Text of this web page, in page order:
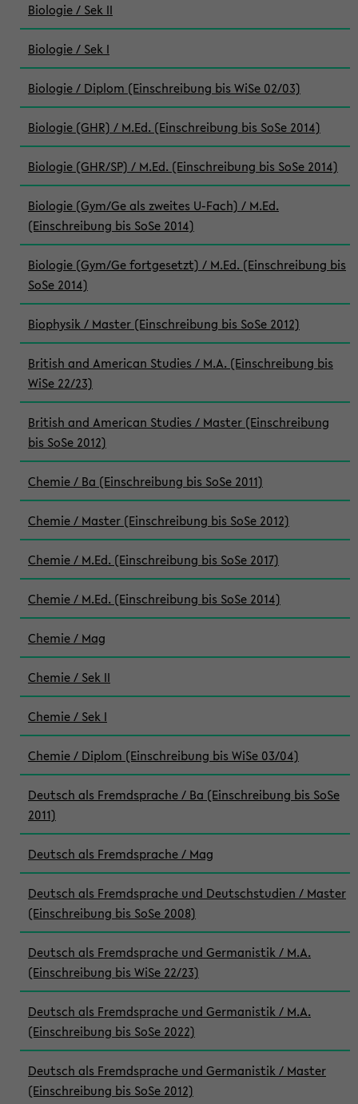
Biologie / Sek II
Biologie / Sek I
Biologie / Diplom (Einschreibung bis WiSe 02/03)
Biologie (GHR) / M.Ed. (Einschreibung bis SoSe 2014)
Biologie (GHR/SP) / M.Ed. (Einschreibung bis SoSe 2014)
Biologie (Gym/Ge als zweites U-Fach) / M.Ed.
(Einschreibung bis SoSe 2014)
Biologie (Gym/Ge fortgesetzt) / M.Ed. (Einschreibung bis
SoSe 2014)
Biophysik / Master (Einschreibung bis SoSe 2012)
British and American Studies / M.A. (Einschreibung bis
WiSe 22/23)
British and American Studies / Master (Einschreibung
bis SoSe 2012)
Chemie / Ba (Einschreibung bis SoSe 2011)
Chemie / Master (Einschreibung bis SoSe 2012)
Chemie / M.Ed. (Einschreibung bis SoSe 2017)
Chemie / M.Ed. (Einschreibung bis SoSe 2014)
Chemie / Mag
Chemie / Sek II
Chemie / Sek I
Chemie / Diplom (Einschreibung bis WiSe 03/04)
Deutsch als Fremdsprache / Ba (Einschreibung bis SoSe
2011)
Deutsch als Fremdsprache / Mag
Deutsch als Fremdsprache und Deutschstudien / Master
(Einschreibung bis SoSe 2008)
Deutsch als Fremdsprache und Germanistik / M.A.
(Einschreibung bis WiSe 22/23)
Deutsch als Fremdsprache und Germanistik / M.A.
(Einschreibung bis SoSe 2022)
Deutsch als Fremdsprache und Germanistik / Master
(Einschreibung bis SoSe 2012)